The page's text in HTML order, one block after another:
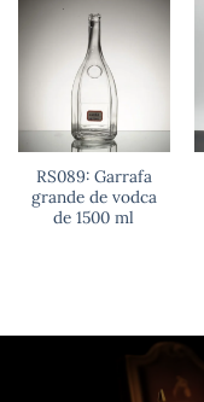
RS089: Garrafa
grande de vodca
de 1500 ml